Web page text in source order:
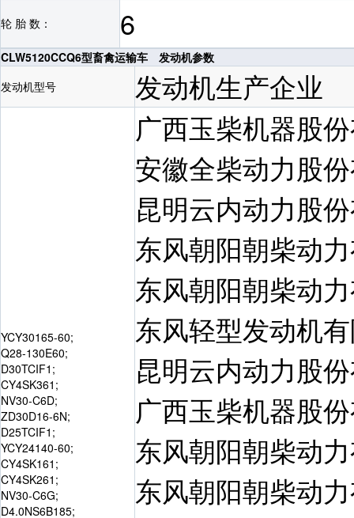
轮 胎 数： 6
CLW5120CCQ6型畜禽运输车 发动机参数
发动机型号
发动机生产企业
YCY30165-60;
Q28-130E60;
D30TCIF1;
CY4SK361;
NV30-C6D;
ZD30D16-6N;
D25TCIF1;
YCY24140-60;
CY4SK161;
CY4SK261;
NV30-C6G;
D4.0NS6B185;
广西玉柴机器股
安徽全柴动力股
昆明云内动力股
东风朝阳朝柴动
东风朝阳朝柴动
东风轻型发动机
昆明云内动力股
广西玉柴机器股
东风朝阳朝柴动
东风朝阳朝柴动